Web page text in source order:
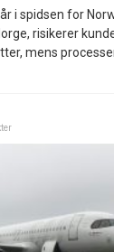
i spidsen for
risikerer
mens